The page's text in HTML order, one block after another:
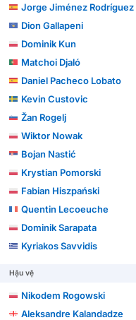
Jorge Jiménez Rodríguez
Dion Gallapeni
Dominik Kun
Matchoi Djaló
Daniel Pacheco Lobato
Kevin Custovic
Žan Rogelj
Wiktor Nowak
Bojan Nastić
Krystian Pomorski
Fabian Hiszpański
Quentin Lecoeuche
Dominik Sarapata
Kyriakos Savvidis
Hậu vệ
Nikodem Rogowski
Aleksandre Kalandadze